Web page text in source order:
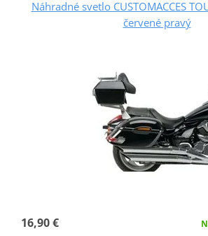
Náhradné svetlo CUSTOMACCES
červené pravý
16,90 €